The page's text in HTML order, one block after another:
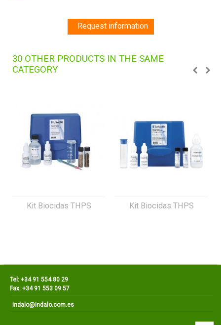
Request information
30 OTHER PRODUCTS IN THE SAME
CATEGORY
Kit Biocidas THPS Kit Biocidas THPS
Tel: +34 91 554 80 29
Fax: +34 91 553 09 57
indalo@indalo.com.es